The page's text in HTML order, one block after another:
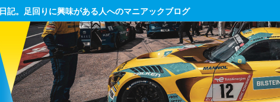
記。足回りに興味がある人へのマニアックブログ